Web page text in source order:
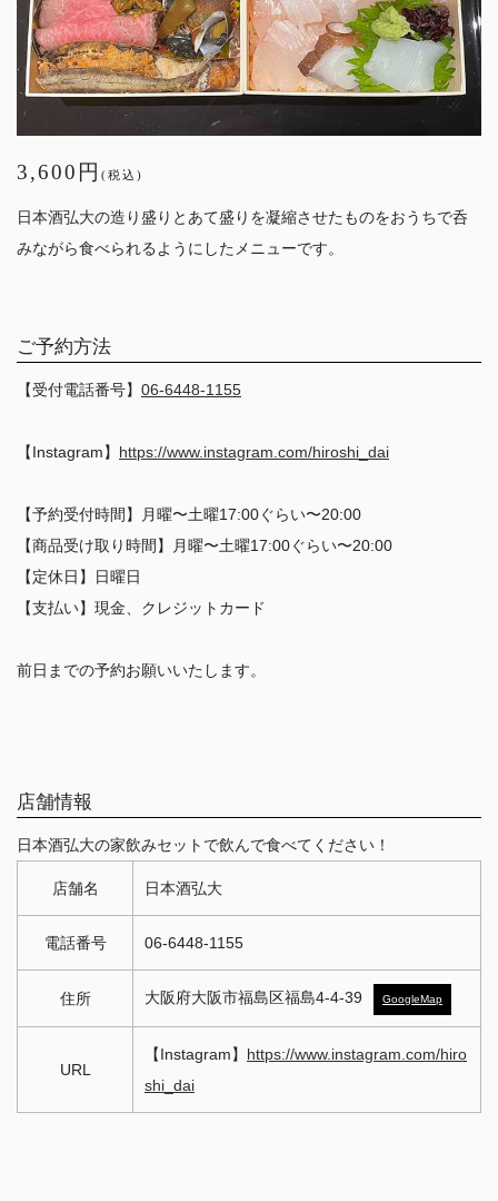
3,600円 (税込)
日本酒弘大の造り盛りとあて盛りを凝縮させたものをおうちで呑
みながら食べられるようにしたメニューです。
ご予約方法
【受付電話番号】 06-6448-1155
【Instagram】 https://www.instagram.com/hiroshi_dai
【予約受付時間】月曜〜土曜17:00ぐらい〜20:00
【商品受け取り時間】月曜〜土曜17:00ぐらい〜20:00
【定休日】日曜日
【支払い】現金、クレジットカード
前日までの予約お願いいたします。
店舗情報
日本酒弘大の家飲みセットで飲んで食べてください！
店舗名 日本酒弘大
電話番号 06-6448-1155
住所 大阪府大阪市福島区福島4-4-39 GoogleMap
URL
【Instagram】 https://www.instagram.com/hiro
shi_dai